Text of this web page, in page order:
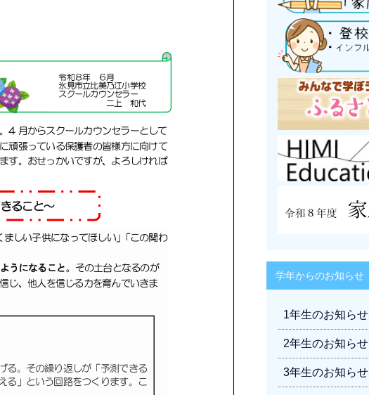
学年からのお知らせ
1年生のお知らせ
2年生のお知らせ
3年生のお知らせ